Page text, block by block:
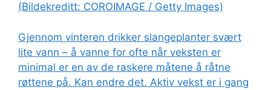
(Bildekreditt: COROIMAGE / Getty Images)
Gjennom vinteren drikker slangeplanter svært
lite vann – å vanne for ofte når veksten er
minimal er en av de raskere måtene å råtne
røttene på. Kan endre det. Aktiv vekst er i gang